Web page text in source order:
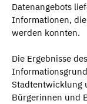
Datenangebots
Informationen,
werden konnten.
Die Ergebnisse
Stadtentwicklung
Bürgerinnen und